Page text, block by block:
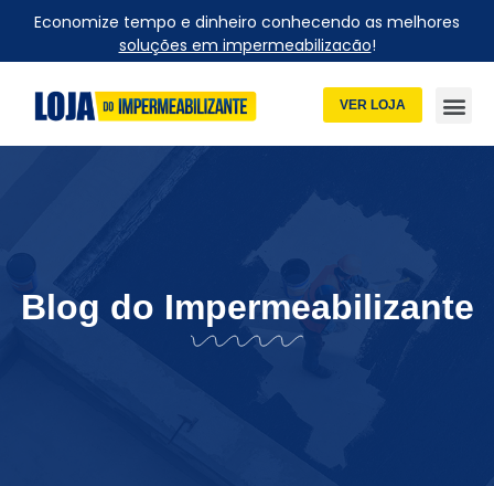
Economize tempo e dinheiro conhecendo as melhores
soluções em impermeabilizacão!
VER LOJA
Blog do Impermeabilizante